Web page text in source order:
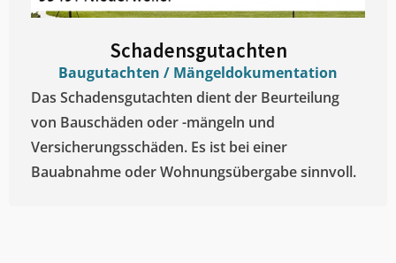
Schadensgutachten
Baugutachten / Mängeldokumentation
Das Schadensgutachten dient der Beurteilung
von Bauschäden oder -mängeln und
Versicherungsschäden. Es ist bei einer
Bauabnahme oder Wohnungsübergabe sinnvoll.